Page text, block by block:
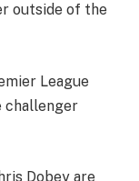
outside of the
League
challenger
Dobey are